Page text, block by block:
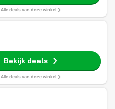
Alle deals van deze winkel
Bekijk deals
Alle deals van deze winkel